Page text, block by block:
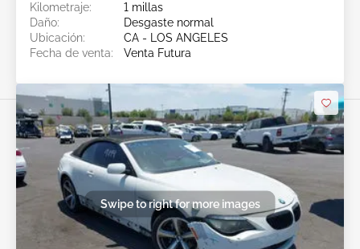
Kilometraje:
1 millas
Daño:
Desgaste normal
Ubicación:
CA - LOS ANGELES
Fecha de venta:
Venta Futura
Swipe to right for more images